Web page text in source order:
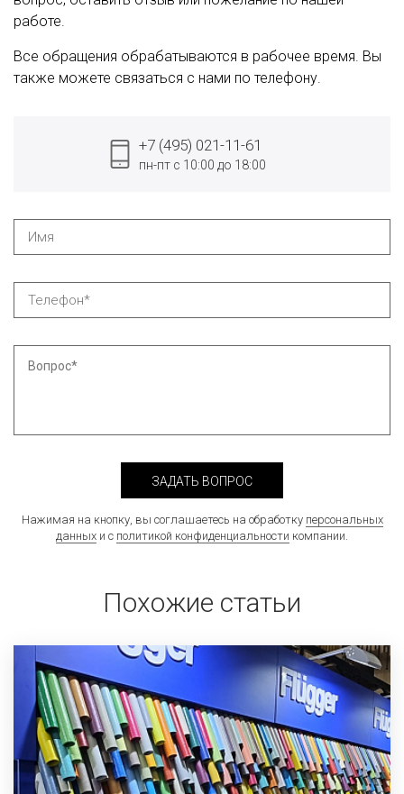
работе.
Все обращения обрабатываются в рабочее время. Вы
также можете связаться с нами по телефону.
+7 (495) 021-11-61
пн-пт с 10:00 до 18:00
ЗАДАТЬ ВОПРОС
Нажимая на кнопку, вы соглашаетесь на обработку персональных
данных и с политикой конфиденциальности компании.
Похожие статьи